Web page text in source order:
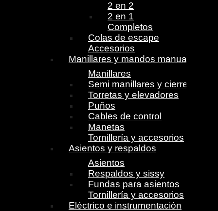
2 en 2
2 en 1
Completos
Colas de escape
Accesorios
Manillares y mandos manuales
Manillares
Semi manillares y cierres
Torretas y elevadores
Puños
Cables de control
Manetas
Tornillería y accesorios
Asientos y respaldos
Asientos
Respaldos y sissy
Fundas para asientos
Tornillería y accesorios
Eléctrico e instrumentación